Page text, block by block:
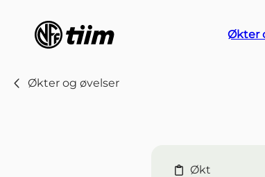
Økter
Økter og øvelser
Økt